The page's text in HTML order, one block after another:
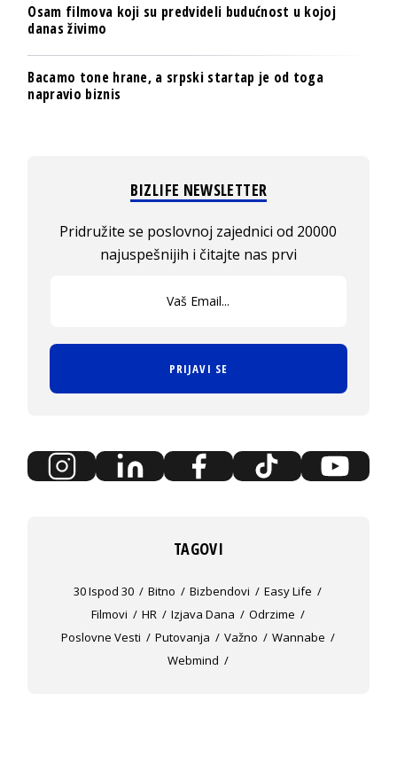
Osam filmova koji su predvideli budućnost u kojoj
danas živimo
Bacamo tone hrane, a srpski startap je od toga
napravio biznis
BIZLIFE NEWSLETTER
Pridružite se poslovnoj zajednici od 20000
najuspešnijih i čitajte nas prvi
PRIJAVI SE
TAGOVI
30 Ispod 30 Bitno Bizbendovi
Easy Life
Filmovi
HR Izjava Dana
Odrzime
Poslovne Vesti
Putovanja Važno
Wannabe
Webmind